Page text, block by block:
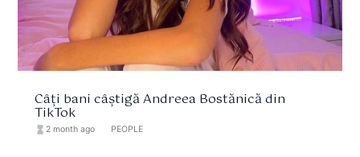
Câți bani câștigă Andreea Bostănică din
TikTok
hourglass_full 2 month ago PEOPLE